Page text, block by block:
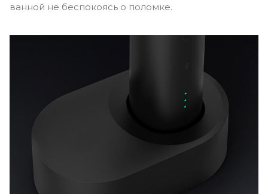
ванной не беспокоясь о поломке.